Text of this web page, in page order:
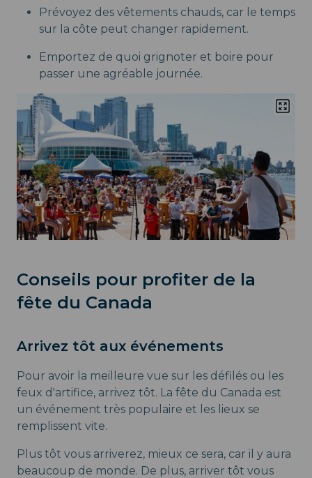
Prévoyez des vêtements chauds, car le temps
sur la côte peut changer rapidement.
Emportez de quoi grignoter et boire pour
passer une agréable journée.
Conseils pour profiter de la
fête du Canada
Arrivez tôt aux événements
Pour avoir la meilleure vue sur les défilés ou les
feux d'artifice, arrivez tôt. La fête du Canada est
un événement très populaire et les lieux se
remplissent vite.
Plus tôt vous arriverez, mieux ce sera, car il y aura
beaucoup de monde. De plus, arriver tôt vous